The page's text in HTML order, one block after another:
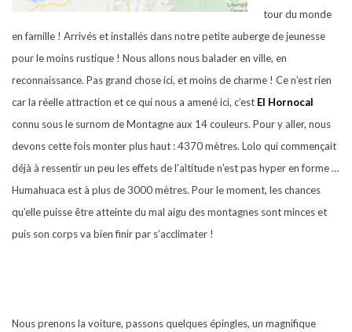
tour du monde
en famille ! Arrivés et installés dans notre petite auberge de jeunesse
pour le moins rustique ! Nous allons nous balader en ville, en
reconnaissance. Pas grand chose ici, et moins de charme ! Ce n’est rien
car la réelle attraction et ce qui nous a amené ici, c’est El Hornocal
connu sous le surnom de Montagne aux 14 couleurs. Pour y aller, nous
devons cette fois monter plus haut : 4370 mètres. Lolo qui commençait
déjà à ressentir un peu les effets de l’altitude n’est pas hyper en forme …
Humahuaca est à plus de 3000 mètres. Pour le moment, les chances
qu’elle puisse être atteinte du mal aigu des montagnes sont minces et
puis son corps va bien finir par s’acclimater !
Nous prenons la voiture, passons quelques épingles, un magnifique